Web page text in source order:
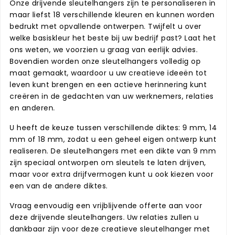
Onze drijvende sleutelhangers zijn te personaliseren in
maar liefst 18 verschillende kleuren en kunnen worden
bedrukt met opvallende ontwerpen. Twijfelt u over
welke basiskleur het beste bij uw bedrijf past? Laat het
ons weten, we voorzien u graag van eerlijk advies.
Bovendien worden onze sleutelhangers volledig op
maat gemaakt, waardoor u uw creatieve ideeën tot
leven kunt brengen en een actieve herinnering kunt
creëren in de gedachten van uw werknemers, relaties
en anderen.
U heeft de keuze tussen verschillende diktes: 9 mm, 14
mm of 18 mm, zodat u een geheel eigen ontwerp kunt
realiseren. De sleutelhangers met een dikte van 9 mm
zijn speciaal ontworpen om sleutels te laten drijven,
maar voor extra drijfvermogen kunt u ook kiezen voor
een van de andere diktes.
Vraag eenvoudig een vrijblijvende offerte aan voor
deze drijvende sleutelhangers. Uw relaties zullen u
dankbaar zijn voor deze creatieve sleutelhanger met